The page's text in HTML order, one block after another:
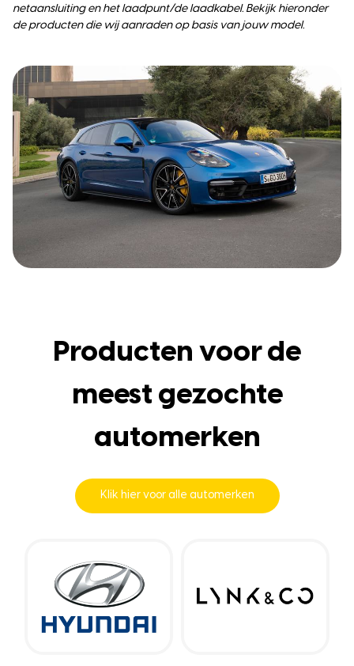
netaansluiting en het laadpunt/de laadkabel. Bekijk hieronder
de producten die wij aanraden op basis van jouw model.
Producten voor de
meest gezochte
automerken
Klik hier voor alle automerken